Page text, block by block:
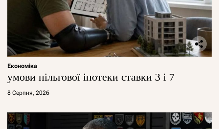
Економіка
умови пільгової іпотеки ставки 3 і 7
8 Серпня, 2026